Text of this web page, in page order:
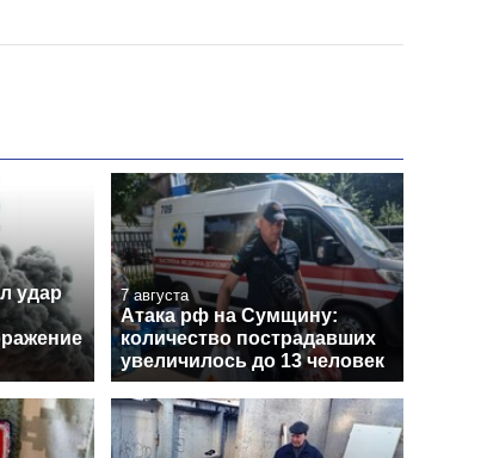
удар
7 августа
Атака рф на Сумщину:
количество пострадавших
увеличилось до 13 человек